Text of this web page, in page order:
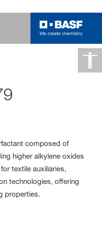
composed of
higher alkylene oxides
textile auxiliaries,
technologies, offering
properties.